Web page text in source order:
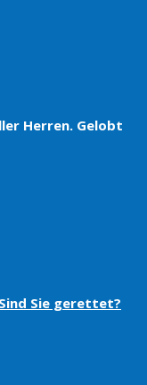
Herren. Gelobt
Sind Sie gerettet?